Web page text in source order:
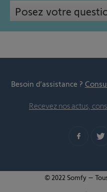
Posez votre
Besoin d’assistance ?
Recevez nos actus,
© 2022 Somfy –